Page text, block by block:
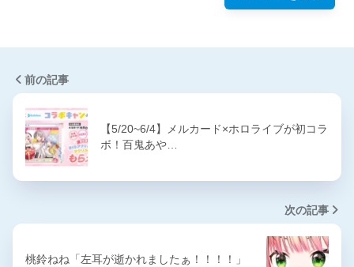
前の記事
【5/20~6/4】メルカード×ホロライブが初コラ
ボ！百鬼あや…
次の記事
桃鈴ねね「左耳が逝かれましたぁ！！！！」